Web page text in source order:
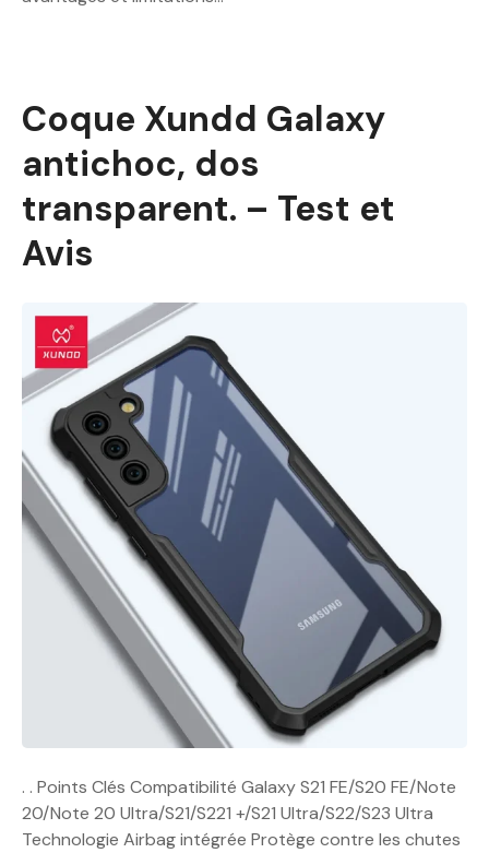
Coque Xundd Galaxy
antichoc, dos
transparent. – Test et
Avis
. . Points Clés Compatibilité Galaxy S21 FE/S20 FE/Note
20/Note 20 Ultra/S21/S221 +/S21 Ultra/S22/S23 Ultra
Technologie Airbag intégrée Protège contre les chutes